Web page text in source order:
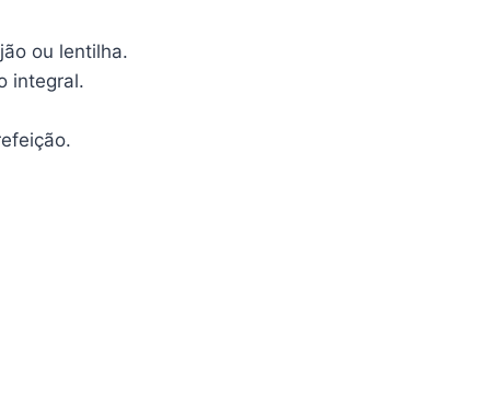
ou lentilha.
integral.